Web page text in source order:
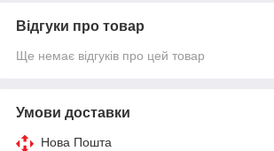
Відгуки про товар
Ще немає відгуків про цей товар
Умови доставки
Нова Пошта